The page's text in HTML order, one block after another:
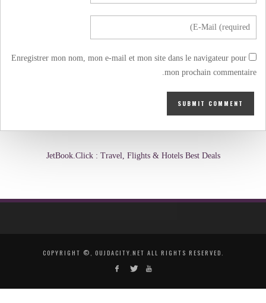
Enregistrer mon nom, mon e-mail et mon site dans le navigateur pour
mon prochain commentaire.
JetBook.Click : Travel, Flights & Hotels Best Deals
COPYRIGHT ©, OUJDACITY.NET ALL RIGHTS RESERVED.